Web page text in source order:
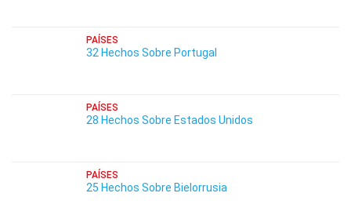
PAÍSES
32 Hechos Sobre Portugal
PAÍSES
28 Hechos Sobre Estados Unidos
PAÍSES
25 Hechos Sobre Bielorrusia